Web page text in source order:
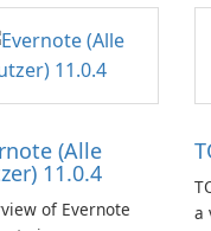
(Alle
11.0.4
of Evernote
a